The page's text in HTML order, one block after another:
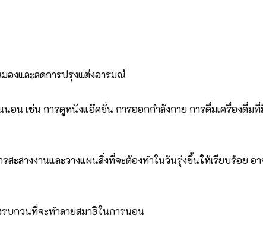
องและลดการปรุงแต่งอารมณ์
น เช่น การดูหนังแอ๊คชั่น การออกกำลังกาย การดื่มเครื่องดื่มที่
ะสางงานและวางแผนสิ่งที่จะต้องทำในวันรุ่งขึ้นให้เรียบร้อย อ
รบกวนที่จะทำลายสมาธิในการนอน